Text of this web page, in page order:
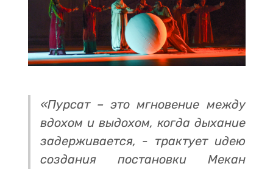
«Пурсат – это мгновение между
вдохом и выдохом, когда дыхание
задерживается, - трактует идею
создания постановки Мекан